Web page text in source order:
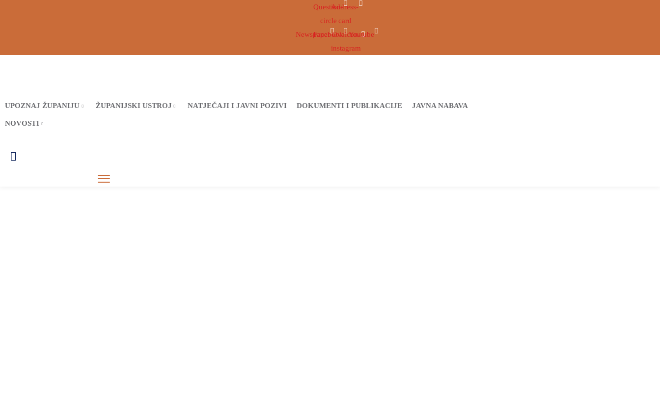
Question-
circle
Address-
card
Newspaper
FacebookOvaicon-
instagram
Youtube
UPOZNAJ ŽUPANIJU ŽUPANIJSKI USTROJ NATJEČAJI I JAVNI POZIVI DOKUMENTI I PUBLIKACIJE JAVNA NABAVA
NOVOSTI